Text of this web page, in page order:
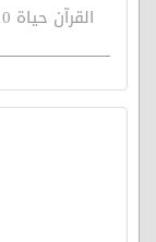
القرآن حياة 10 - التوازن في السلوك الإنسانيّ العام